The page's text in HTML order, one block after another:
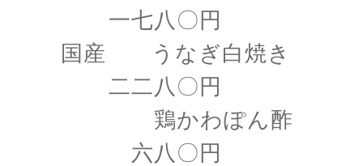
一七八〇円
国産 うなぎ白焼き
二二八〇円
鶏かわぽん酢
六八〇円